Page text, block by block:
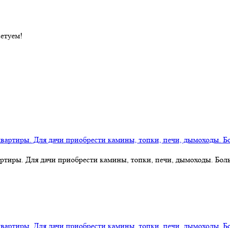
Для дачи приобрести камины, топки, печи, дымоходы.